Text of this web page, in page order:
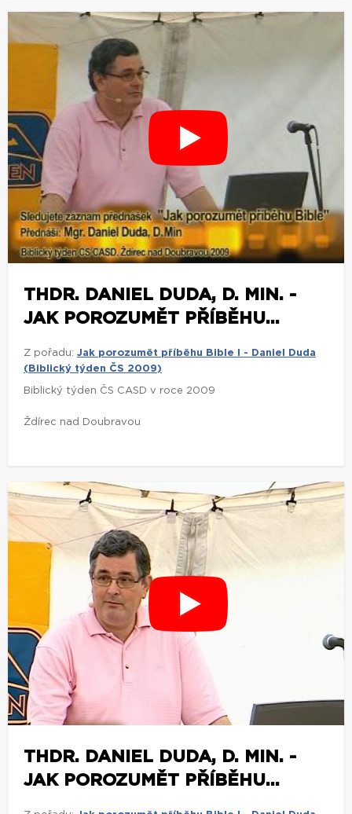
THDR. DANIEL DUDA, D. MIN. -
JAK POROZUMĚT PŘÍBĚHU...
Z pořadu: Jak porozumět příběhu Bible I - Daniel Duda
(Biblický týden ČS 2009)
Biblický týden ČS CASD v roce 2009
Ždírec nad Doubravou
THDR. DANIEL DUDA, D. MIN. -
JAK POROZUMĚT PŘÍBĚHU...